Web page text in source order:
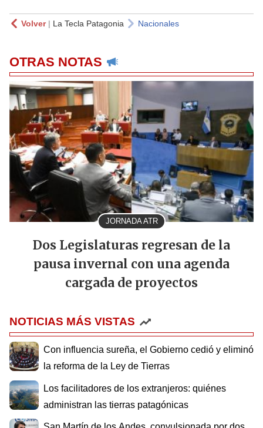
Volver| La Tecla Patagonia Nacionales
OTRAS NOTAS
JORNADA ATR
Dos Legislaturas regresan de la
pausa invernal con una agenda
cargada de proyectos
NOTICIAS MÁS VISTAS
Con influencia sureña, el Gobierno cedió y eliminó
la reforma de la Ley de Tierras
Los facilitadores de los extranjeros: quiénes
administran las tierras patagónicas